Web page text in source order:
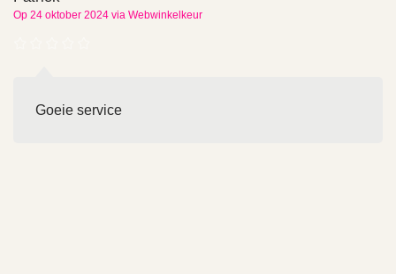
Op 24 oktober 2024 via Webwinkelkeur
Goeie service